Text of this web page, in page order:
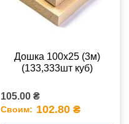
Дошка 100х25 (3м)
(133,333шт куб)
105.00 ₴
Своим: 102.80 ₴